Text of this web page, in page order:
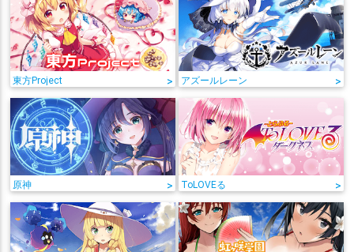
東方Project > アズールレーン >
原神 > ToLOVEる >